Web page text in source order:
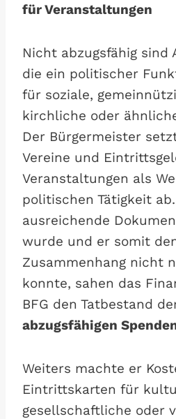
für Veranstaltungen
Nicht abzugsfähig sind
die ein politischer
für soziale,
kirchliche oder
Der Bürgermeister
Vereine und
Veranstaltungen als
politischen Tätigkeit
ausreichende
wurde und er somit
Zusammenhang nicht
konnte, sahen das
BFG den Tatbestand
abzugsfähigen
Weiters machte er
Eintrittskarten für
gesellschaftliche oder